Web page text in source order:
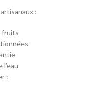
:
fruits
l’eau
: